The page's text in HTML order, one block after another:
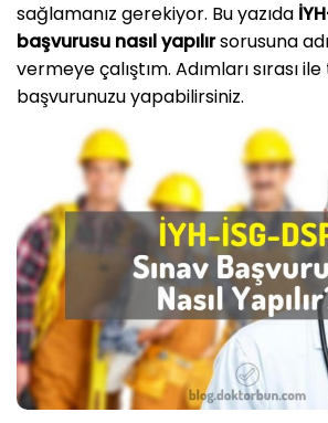
sağlamanız gerekiyor. Bu yazıda
başvurusu nasıl yapılırsorusuna
vermeye çalıştım. Adımları sırası
başvurunuzu yapabilirsiniz.